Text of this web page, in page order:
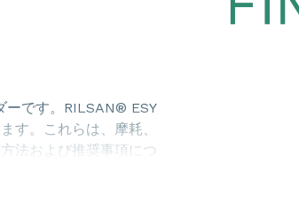
ーです。RILSAN® ESY
す。これらは、摩耗、
法および推奨事項につ